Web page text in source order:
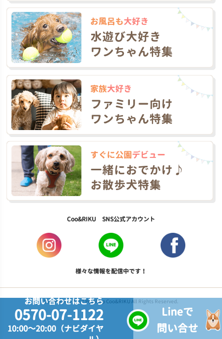
お問い合わせはこちら
0570-07-1122
10:00～20:00（ナビダイヤ
Lineで
問い合せ
Coo&RIKU SNS公式アカウント
様々な情報を配信中です！
Copyright © 2017 PetShop Coo&RIKU All Rights Reserved.